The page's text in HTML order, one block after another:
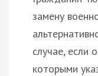
замену
случае, если
которыми